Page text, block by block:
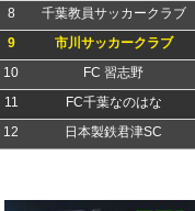
8 千葉教員サッカークラブ
9 市川サッカークラブ
10 FC 習志野
11 FC千葉なのはな
12 日本製鉄君津SC